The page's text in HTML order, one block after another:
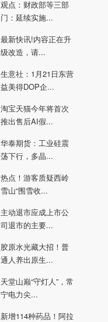
观点：财政部等三部
门：延续实施...
最新快讯!内容正在升
级改造，请...
生意社：1月21日东营
益美得DOP企...
淘宝天猫今年将首次
推出售后AI假...
华泰期货：工业硅震
荡下行，多晶...
热点！游客质疑西岭
雪山“围雪收...
主动退市应成上市公
司退市的主要...
胶原水光藏大招！普
通人养出原生...
天堂山巅“守灯人”，常
宁电力尖...
新增114种药品！阿拉